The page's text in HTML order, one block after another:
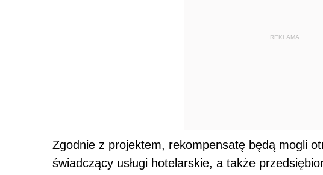
REKLAMA
Zgodnie z projektem, rekompensatę będą mogli
świadczący usługi hotelarskie, a także